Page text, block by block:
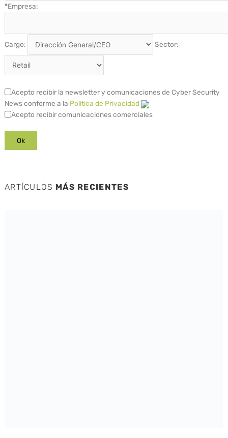
*Empresa:
Cargo: Sector:
Acepto recibir la newsletter y comunicaciones de Cyber Security
News conforme a la Política de Privacidad
Acepto recibir comunicaciones comerciales
ARTÍCULOS MÁS RECIENTES